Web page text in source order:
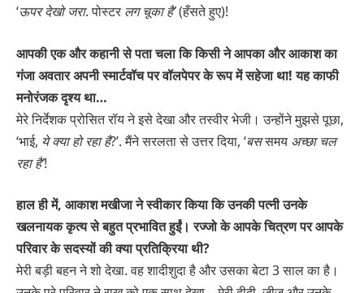
‘ऊपर देखो जरा. पोस्टर लग चूका है’(हँसते हुए)!
आपकी एक और कहानी से पता चला कि किसी ने आपका और आकाश का
गंजा अवतार अपनी स्मार्टवॉच पर वॉलपेपर के रूप में सहेजा था! यह काफी
मनोरंजक दृश्य था…
मेरे निर्देशक प्रोसित रॉय ने इसे देखा और तस्वीर भेजी। उन्होंने मुझसे पूछा,
‘भाई, ये क्या हो रहा है?’. मैंने सरलता से उत्तर दिया, ‘बससमय अच्छा चल
रहा है’!
हाल ही में, आकाश मखीजा ने स्वीकार किया कि उनकी पत्नी उनके
खलनायक कृत्य से बहुत प्रभावित हुईं। रज्जो के आपके चित्रण पर आपके
परिवार के सदस्यों की क्या प्रतिक्रिया थी?
मेरी बड़ी बहन ने शो देखा. वह शादीशुदा है और उसका बेटा 3 साल का है।